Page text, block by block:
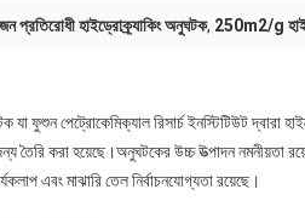
প্রতিরোধী হাইড্রোক্র্যাকিং অনুঘটক, 250m2/g
পেট্রোকেমিক্যাল রিসার্চ ইনস্টিটিউট দ্বারা
তৈরি করা হয়েছে।অনুঘটকের উচ্চ উত্পাদন নমনীয়তা
এবং মাঝারি তেল নির্বাচনযোগ্যতা রয়েছে।